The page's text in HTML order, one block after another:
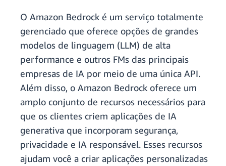
O Amazon Bedrock é um serviço totalmente
gerenciado que oferece opções de grandes
modelos de linguagem (LLM) de alta
performance e outros FMs das principais
empresas de IA por meio de uma única API.
Além disso, o Amazon Bedrock oferece um
amplo conjunto de recursos necessários para
que os clientes criem aplicações de IA
generativa que incorporam segurança,
privacidade e IA responsável. Esses recursos
ajudam você a criar aplicações personalizadas